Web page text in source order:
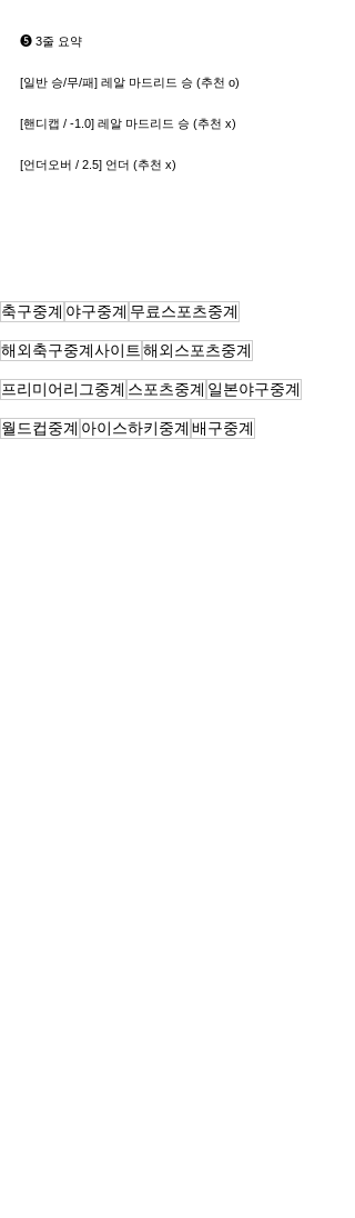
➎ 3줄 요약
[일반 승/무/패] 레알 마드리드 승 (추천 o)
[핸디캡 / -1.0] 레알 마드리드 승 (추천 x)
[언더오버 / 2.5] 언더 (추천 x)
축구중계 야구중계 무료스포츠중계
해외축구중계사이트해외스포츠중계
프리미어리그중계 스포츠중계 일본야구중계
월드컵중계 아이스하키중계 배구중계